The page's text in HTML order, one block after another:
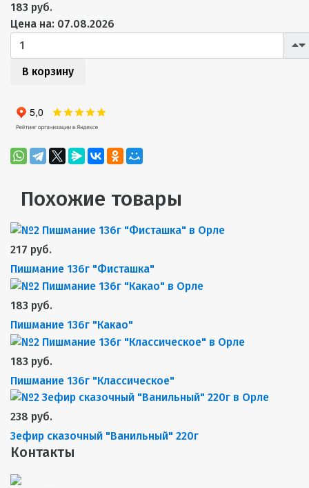
183 руб.
Цена на: 07.08.2026
В корзину
Похожие товары
217 руб.
Пишмание 136г "Фисташка"
183 руб.
Пишмание 136г "Какао"
183 руб.
Пишмание 136г "Классическое"
238 руб.
Зефир сказочный "Ванильный" 220г
Контакты